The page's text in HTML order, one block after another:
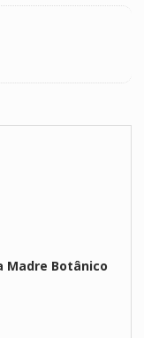
Madre Botânico